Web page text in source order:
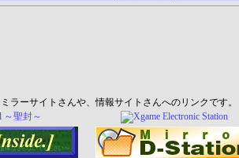
ラーサイトさんや、情報サイトさんへのリンクです。